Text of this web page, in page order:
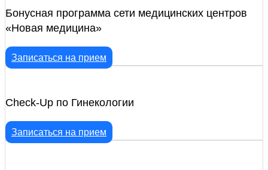
Бонусная программа сети медицинских центров
«Новая медицина»
Записаться на прием
Check-Up по Гинекологии
Записаться на прием